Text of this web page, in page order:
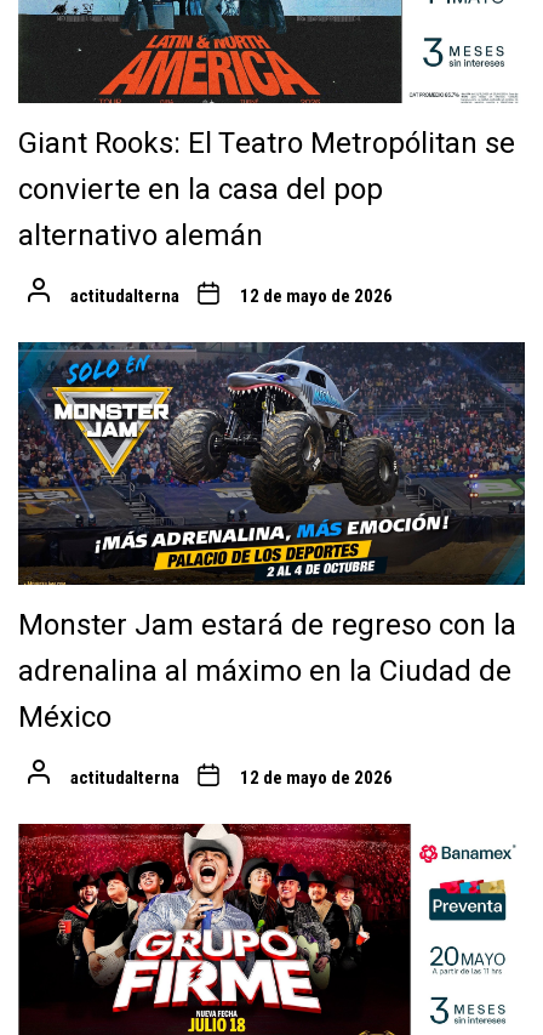
Giant Rooks: El Teatro Metropólitan se
convierte en la casa del pop
alternativo alemán
actitudalterna 12 de mayo de 2026
Monster Jam estará de regreso con la
adrenalina al máximo en la Ciudad de
México
actitudalterna 12 de mayo de 2026